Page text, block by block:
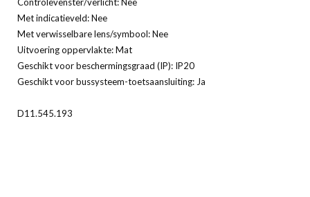
Met indicatieveld: Nee
Met verwisselbare lens/symbool: Nee
Uitvoering oppervlakte: Mat
Geschikt voor beschermingsgraad (IP): IP20
Geschikt voor bussysteem-toetsaansluiting: Ja
D11.545.193